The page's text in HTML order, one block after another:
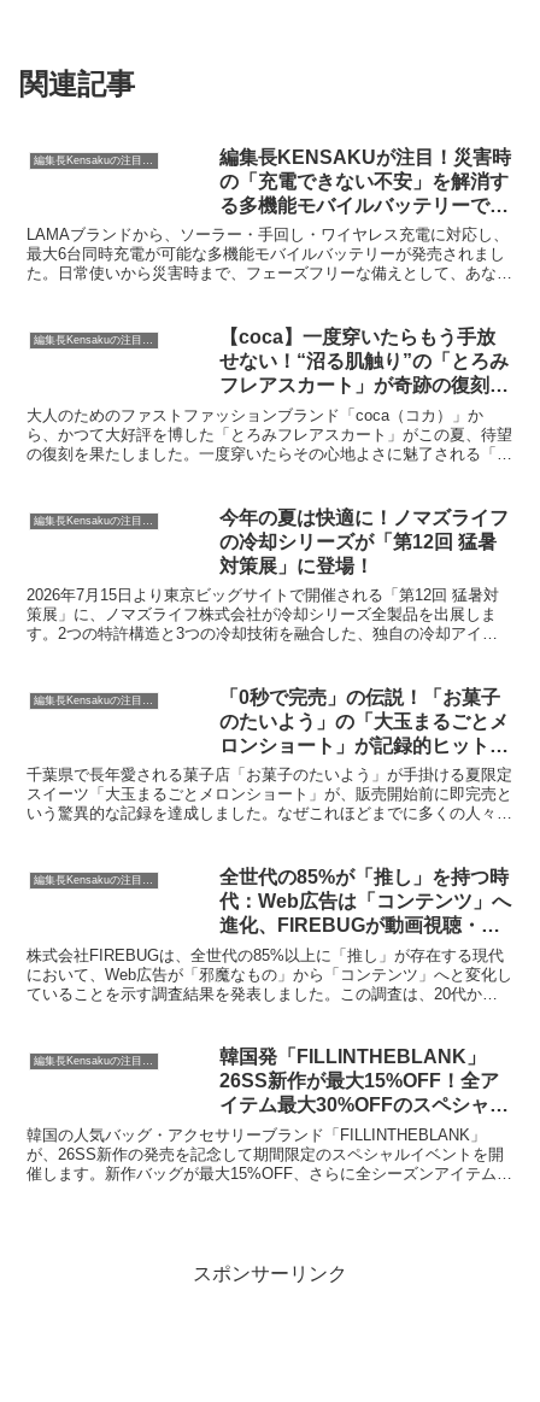
関連記事
編集長Kensakuの注目ネタ
編集長KENSAKUが注目！災害時
の「充電できない不安」を解消す
る多機能モバイルバッテリーで、
安心の備えを。
LAMAブランドから、ソーラー・手回し・ワイヤレス充電に対応し、
最大6台同時充電が可能な多機能モバイルバッテリーが発売されまし
た。日常使いから災害時まで、フェーズフリーな備えとして、あなた
編集長Kensakuの注目ネタ
【coca】一度穿いたらもう手放
せない！“沼る肌触り”の「とろみ
フレアスカート」が奇跡の復刻！
同素材の「とろみワイドパンツ」
も同時登場。
大人のためのファストファッションブランド「coca（コカ）」か
ら、かつて大好評を博した「とろみフレアスカート」がこの夏、待望
の復刻を果たしました。一度穿いたらその心地よさに魅了される「沼
ンナップに加わり、どちらも驚きの1,990円（税込）で提供されま
す。
今年の夏は快適に！ノマズライフ
の冷却シリーズが「第12回 猛暑
対策展」に登場！
2026年7月15日より東京ビッグサイトで開催される「第12回 猛暑対
策展」に、ノマズライフ株式会社が冷却シリーズ全製品を出展しま
す。2つの特許構造と3つの冷却技術を融合した、独自の冷却アイテ
編集長Kensakuの注目ネタ
「0秒で完売」の伝説！「お菓子
のたいよう」の「大玉まるごとメ
ロンショート」が記録的ヒットの
秘密とは？
千葉県で長年愛される菓子店「お菓子のたいよう」が手掛ける夏限定
スイーツ「大玉まるごとメロンショート」が、販売開始前に即完売と
いう驚異的な記録を達成しました。なぜこれほどまでに多くの人々を
編集長Kensakuの注目ネタ
全世代の85%が「推し」を持つ時
代：Web広告は「コンテンツ」へ
進化、FIREBUGが動画視聴・
SNS利用実態調査を発表
株式会社FIREBUGは、全世代の85%以上に「推し」が存在する現代
において、Web広告が「邪魔なもの」から「コンテンツ」へと変化し
ていることを示す調査結果を発表しました。この調査は、20代から
た。
韓国発「FILLINTHEBLANK」
26SS新作が最大15%OFF！全ア
イテム最大30%OFFのスペシャル
イベント開催！
韓国の人気バッグ・アクセサリーブランド「FILLINTHEBLANK」
が、26SS新作の発売を記念して期間限定のスペシャルイベントを開
催します。新作バッグが最大15%OFF、さらに全シーズンアイテムが
スポンサーリンク